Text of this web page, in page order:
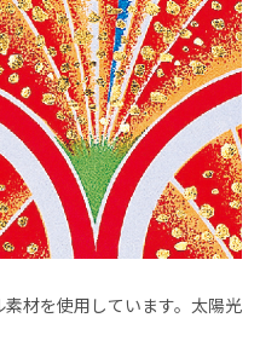
材を使用しています。太陽光